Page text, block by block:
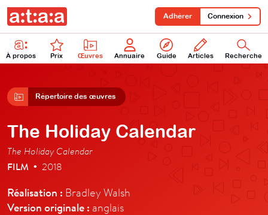
À propos Prix Œuvres Annuaire Guide Articles Recherche
Adhérer Connexion
Répertoire des œuvres
The Holiday Calendar
The Holiday Calendar
FILM • 2018
Réalisation : Bradley Walsh
Version originale : anglais